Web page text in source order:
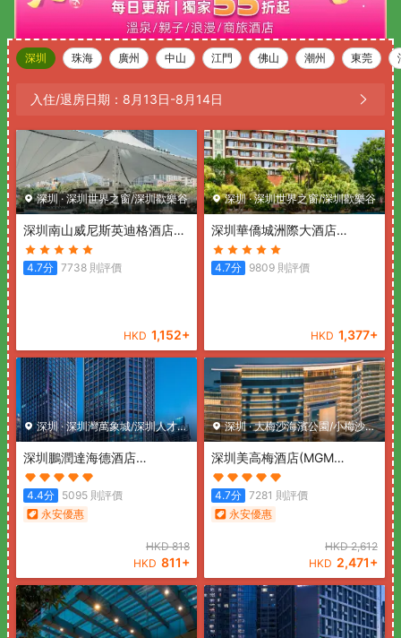
深圳 珠海 廣州 中山 江門 佛山 潮州 東莞
入住/退房日期： 8月13日-8月14日
深圳·深圳世界之窗/深圳歡樂谷
深圳南山威尼斯英迪格酒店
(Hotel Indigo SHENZHEN
OVERSEAS CHINESE TOWN
4.7分 7738 則評價
HKD 1,152+
深圳·深圳世界之窗/深圳歡樂谷
深圳華僑城洲際大酒店
(InterContinental Shenzhen)
4.7分 9809 則評價
HKD 1,377+
深圳·深圳灣萬象城/深圳人才公
園
深圳鵬潤達海德酒店
(Pengrunda Hyde Hotel
Shenzhen)
4.4分 5095 則評價
永安優惠
HKD818
HKD 811+
深圳·大梅沙海濱公園/小梅沙海
濱樂園
深圳美高梅酒店(MGM
Shenzhen)
4.7分 7281 則評價
永安優惠
HKD2,612
HKD 2,471+